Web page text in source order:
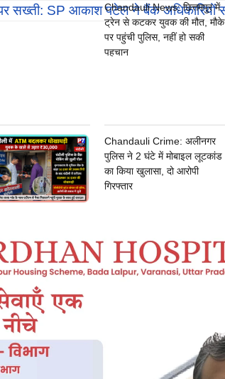
Chandauli News: छित्तमपुर में
ट्रेन से कटकर युवक की मौत, मौके
पर पहुंची पुलिस, नहीं हो सकी
पहचान
Chandauli Crime: अलीनगर
पुलिस ने 2 घंटे में मोबाइल लूटकांड
का किया खुलासा, दो आरोपी
गिरफ्तार